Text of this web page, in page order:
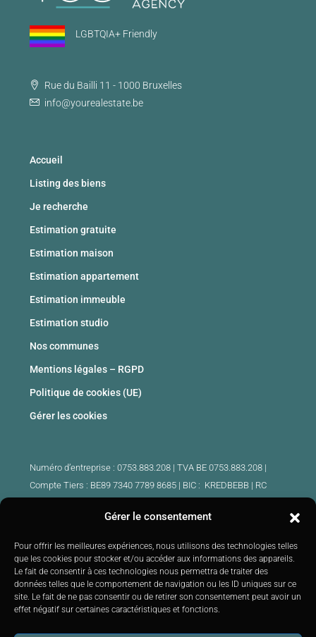
Gérer le consentement
Pour offrir les meilleures expériences, nous utilisons des technologies telles
que les cookies pour stocker et/ou accéder aux informations des appareils.
Le fait de consentir à ces technologies nous permettra de traiter des
données telles que le comportement de navigation ou les ID uniques sur ce
site. Le fait de ne pas consentir ou de retirer son consentement peut avoir un
effet négatif sur certaines caractéristiques et fonctions.
LGBTQIA+ Friendly
Rue du Bailli 11 - 1000 Bruxelles
info@yourealestate.be
Accueil
Listing des biens
Je recherche
Estimation gratuite
Estimation maison
Estimation appartement
Estimation immeuble
Estimation studio
Nos communes
Mentions légales – RGPD
Politique de cookies (UE)
Gérer les cookies
Numéro d’entreprise : 0753.883.208 | TVA BE 0753.883.208 |
Compte Tiers : BE89 7340 7789 8685 | BIC : KREDBEBB | RC
IPI 510.425 – IPI 509.754 – IPI 512.791 – IPI : 520.171
IPI 519.992 (stagiaire)
Soumis aucode de déontologie IPI :http://ipi.be |Instance de
contrôle : IPI –Rue du Luxembourg 16B 1000 Bruxelles –